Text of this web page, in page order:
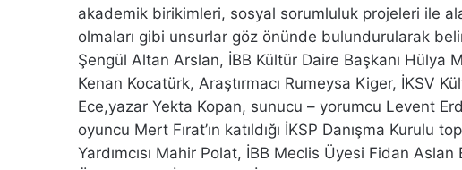
akademik birikimleri, sosyal sorumluluk projeleri ile
olmaları gibi unsurlar göz önünde bulundurularak
Şengül Altan Arslan, İBB Kültür Daire Başkanı Hülya
Kenan Kocatürk, Araştırmacı Rumeysa Kiger, İKSV
Ece,yazar Yekta Kopan, sunucu – yorumcu Levent
oyuncu Mert Fırat’ın katıldığı İKSP Danışma Kurulu
Yardımcısı Mahir Polat, İBB Meclis Üyesi Fidan